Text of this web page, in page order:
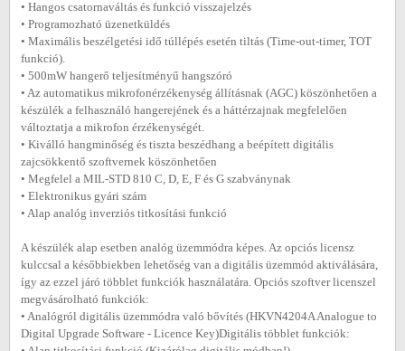
• Hangos csatornaváltás és funkció visszajelzés
• Programozható üzenetküldés
• Maximális beszélgetési idő túllépés esetén tiltás (Time-out-timer, TOT
funkció).
• 500mW hangerő teljesítményű hangszóró
• Az automatikus mikrofonérzékenység állításnak (AGC) köszönhetően a
készülék a felhasználó hangerejének és a háttérzajnak megfelelően
változtatja a mikrofon érzékenységét.
• Kiválló hangminőség és tiszta beszédhang a beépített digitális
zajcsökkentő szoftvernek köszönhetően
• Megfelel a MIL-STD 810 C, D, E, F és G szabványnak
• Elektronikus gyári szám
• Alap analóg inverziós titkosítási funkció
A készülék alap esetben analóg üzemmódra képes. Az opciós licensz
kulccsal a későbbiekben lehetőség van a digitális üzemmód aktiválására,
így az ezzel járó többlet funkciók használatára. Opciós szoftver licenszel
megvásárolható funkciók:
• Analógról digitális üzemmódra való bővítés (HKVN4204A Analogue to
Digital Upgrade Software - Licence Key)Digitális többlet funkciók: